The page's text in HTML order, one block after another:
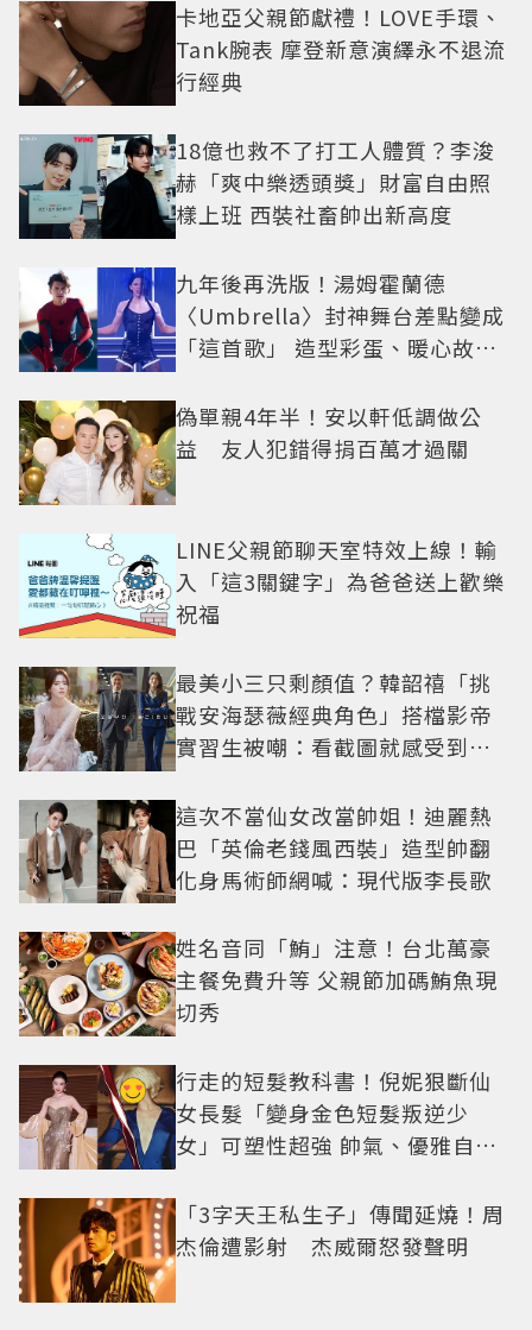
卡地亞父親節獻禮！LOVE手環、
Tank腕表 摩登新意演繹永不退流
行經典
18億也救不了打工人體質？李浚
赫「爽中樂透頭獎」財富自由照
樣上班 西裝社畜帥出新高度
九年後再洗版！湯姆霍蘭德
〈Umbrella〉封神舞台差點變成
「這首歌」 造型彩蛋、暖心故事
偽單親4年半！安以軒低調做公
益 友人犯錯得捐百萬才過關
LINE父親節聊天室特效上線！輸
入「這3關鍵字」為爸爸送上歡樂
祝福
最美小三只剩顏值？韓韶禧「挑
戰安海瑟薇經典角色」搭檔影帝
實習生被嘲：看截圖就感受到演
這次不當仙女改當帥姐！迪麗熱
巴「英倫老錢風西裝」造型帥翻
化身馬術師網喊：現代版李長歌
姓名音同「鮪」注意！台北萬豪
主餐免費升等 父親節加碼鮪魚現
切秀
行走的短髮教科書！倪妮狠斷仙
女長髮「變身金色短髮叛逆少
女」可塑性超強 帥氣、優雅自由
「3字天王私生子」傳聞延燒！周
杰倫遭影射 杰威爾怒發聲明